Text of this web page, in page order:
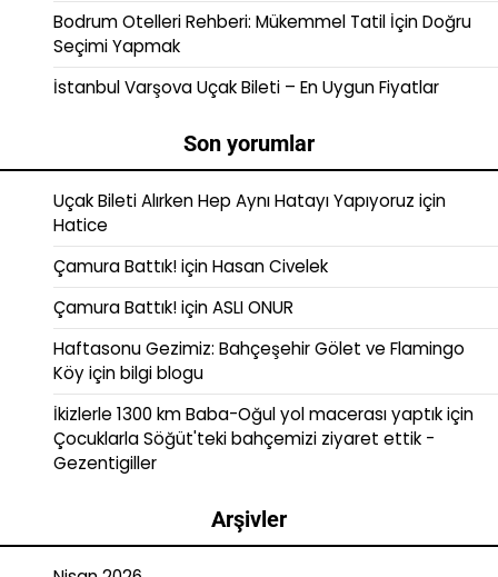
Bodrum Otelleri Rehberi: Mükemmel Tatil İçin Doğru
Seçimi Yapmak
İstanbul Varşova Uçak Bileti – En Uygun Fiyatlar
Son yorumlar
Uçak Bileti Alırken Hep Aynı Hatayı Yapıyoruz için
Hatice
Çamura Battık!içinHasan Civelek
Çamura Battık!içinASLI ONUR
Haftasonu Gezimiz: Bahçeşehir Gölet ve Flamingo
Köyiçinbilgi blogu
İkizlerle 1300 km Baba-Oğul yol macerası yaptıkiçin
Çocuklarla Söğüt'teki bahçemizi ziyaret ettik -
Gezentigiller
Arşivler